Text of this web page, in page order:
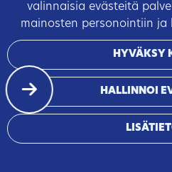
valinnaisia evästeitä
mainosten personointiin ja
HYVÄKSY
HALLINNOI